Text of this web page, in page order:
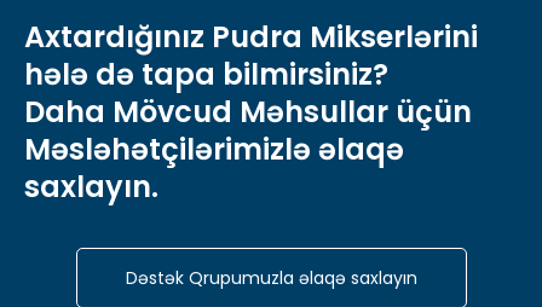
Axtardığınız Pudra Mikserlərini
hələ də tapa bilmirsiniz?
Daha Mövcud Məhsullar üçün
Məsləhətçilərimizlə əlaqə
saxlayın.
Dəstək Qrupumuzla əlaqə saxlayın